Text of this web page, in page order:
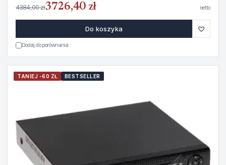
4384,00 zł3726,40 zł netto
Do koszyka ♡
Dodaj do porównania
TANIEJ -60 ZŁ BESTSELLER